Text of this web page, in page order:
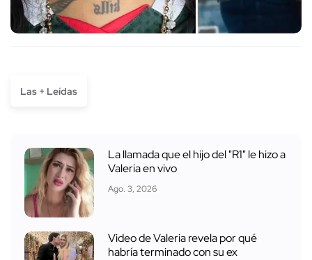
Las + Leídas
La llamada que el hijo del "R1" le hizo a
Valeria en vivo
Ago. 3, 2026
Video de Valeria revela por qué
habría terminado con su ex